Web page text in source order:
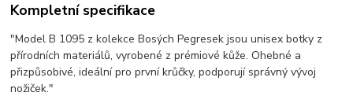
Kompletní specifikace
"Model B 1095 z kolekce Bosých Pegresek jsou unisex botky z
přírodních materiálů, vyrobené z prémiové kůže. Ohebné a
přizpůsobivé, ideální pro první krůčky, podporují správný vývoj
nožiček."